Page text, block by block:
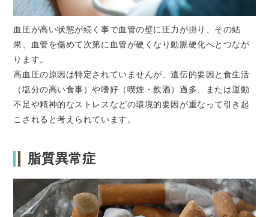
血圧が高い状態が続く事で血管の壁に圧力が掛り、その結
果、血管を傷めて次第に血管が硬くなり動脈硬化へとつなが
ります。
高血圧の原因は特定されていませんが、遺伝的要因と食生活
（塩分の高い食事）や嗜好（喫煙・飲酒）過多、または運動
不足や精神的なストレスなどの環境的要因が重なって引き起
こされると考えられています。
脂質異常症